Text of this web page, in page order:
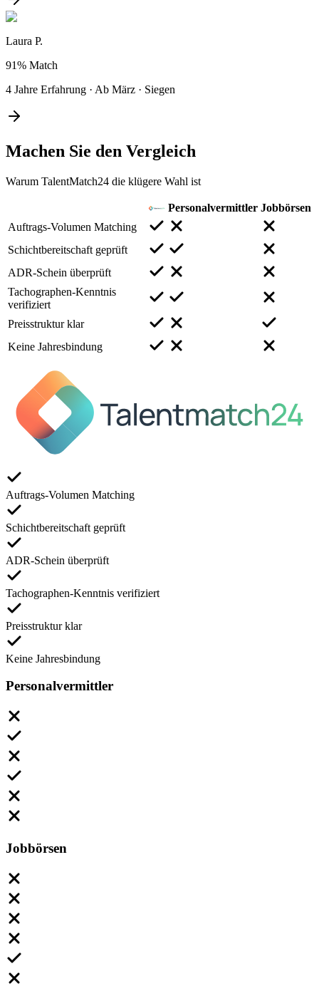
Laura P.
91% Match
4 Jahre Erfahrung · Ab März · Siegen
Machen Sie den Vergleich
Warum TalentMatch24 die klügere Wahl ist
Personalvermittler Jobbörsen
Auftrags-Volumen Matching
Schichtbereitschaft geprüft
ADR-Schein überprüft
Tachographen-Kenntnis
verifiziert
Preisstruktur klar
Keine Jahresbindung
Auftrags-Volumen Matching
Schichtbereitschaft geprüft
ADR-Schein überprüft
Tachographen-Kenntnis verifiziert
Preisstruktur klar
Keine Jahresbindung
Personalvermittler
Jobbörsen